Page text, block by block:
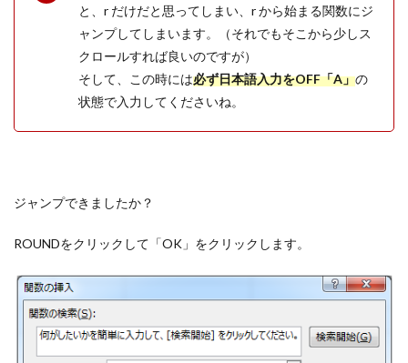
と、r だけだと思ってしまい、r から始まる関数にジ
ャンプしてしまいます。（それでもそこから少しス
クロールすれば良いのですが）
そして、この時には必ず日本語入力をOFF「A」の
状態で入力してくださいね。
ジャンプできましたか？
ROUNDをクリックして「OK」をクリックします。